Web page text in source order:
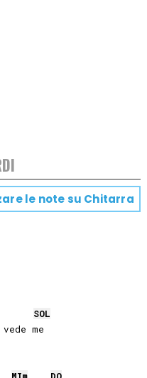
le note su Chitarra
SOL
vede me